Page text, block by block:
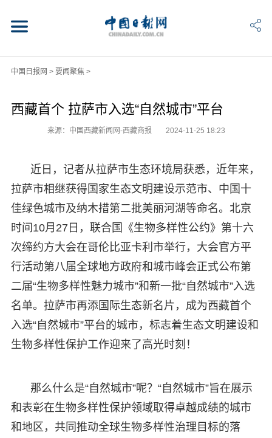
中国日报网 > 要闻聚焦 >
西藏首个 拉萨市入选“自然城市”平台
来源：中国西藏新闻网-西藏商报 2024-11-25 18:23
近日，记者从拉萨市生态环境局获悉，近年来，
拉萨市相继获得国家生态文明建设示范市、中国十
佳绿色城市及纳木措第二批美丽河湖等命名。北京
时间10月27日，联合国《生物多样性公约》第十六
次缔约方大会在哥伦比亚卡利市举行，大会官方平
行活动第八届全球地方政府和城市峰会正式公布第
二届“生物多样性魅力城市”和新一批“自然城市”入选
名单。拉萨市再添国际生态新名片，成为西藏首个
入选“自然城市”平台的城市，标志着生态文明建设和
生物多样性保护工作迎来了高光时刻！
那么什么是“自然城市”呢？“自然城市”旨在展示
和表彰在生物多样性保护领域取得卓越成绩的城市
和地区，共同推动全球生物多样性治理目标的落